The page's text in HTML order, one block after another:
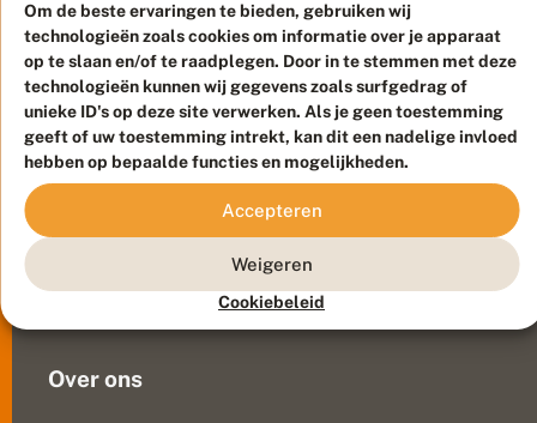
Om de beste ervaringen te bieden, gebruiken wij
technologieën zoals cookies om informatie over je apparaat
op te slaan en/of te raadplegen. Door in te stemmen met deze
technologieën kunnen wij gegevens zoals surfgedrag of
unieke ID's op deze site verwerken. Als je geen toestemming
geeft of uw toestemming intrekt, kan dit een nadelige invloed
hebben op bepaalde functies en mogelijkheden.
Accepteren
Weigeren
Cookiebeleid
i
v
li
n
d
e
r
tuin.
Veel
mensen
kennen
wel
dagpauwoog,
citroenvlinder
en
de
‘koolwitjes’.
Maar
niet
alle
Veelgestelde vragen
Over ons
Meld waarnemingen
© 2026 Vlinderstichting
Duurzaam ontwikkeld door Go2People, ontworpen door
Blue Field Agency
Privacy
Disclaimer
Sitemap